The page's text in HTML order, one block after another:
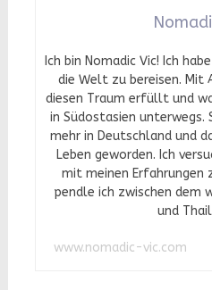
Ich bin Nomadic Vic! Ich
die Welt zu bereisen. Mit
diesen Traum erfüllt und
in Südostasien
mehr in Deutschland und
Leben geworden. Ich
mit meinen Erfahrungen
pendle ich zwischen dem
und
www.nomadic-vic.com